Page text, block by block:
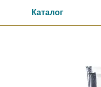
Перейти до основного
Каталог